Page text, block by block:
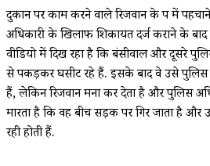
दुकान पर काम करने वाले रिजवान के रूप में पहचाने
अधिकारी के खिलाफ शिकायत दर्ज कराने के
वीडियो में दिख रहा है कि बंसीवाल और दूसरे
से पकड़कर घसीट रहे हैं. इसके बाद वे उसे
हैं, लेकिन रिजवान मना कर देता है और पुलिस
मारता है कि वह बीच सड़क पर गिर जाता है और
रही होती हैं.